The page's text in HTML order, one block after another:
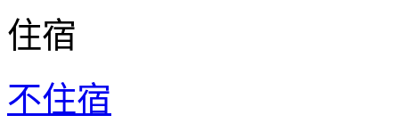
住宿
不住宿